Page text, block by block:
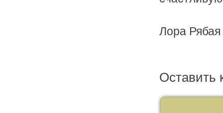
Лора Рябая
Оставить